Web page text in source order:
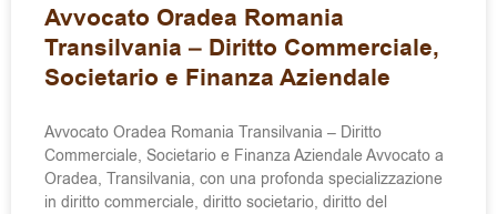
Avvocato Oradea Romania
Transilvania – Diritto Commerciale,
Societario e Finanza Aziendale
Avvocato Oradea Romania Transilvania – Diritto
Commerciale, Societario e Finanza Aziendale Avvocato a
Oradea, Transilvania, con una profonda specializzazione
in diritto commerciale, diritto societario, diritto del